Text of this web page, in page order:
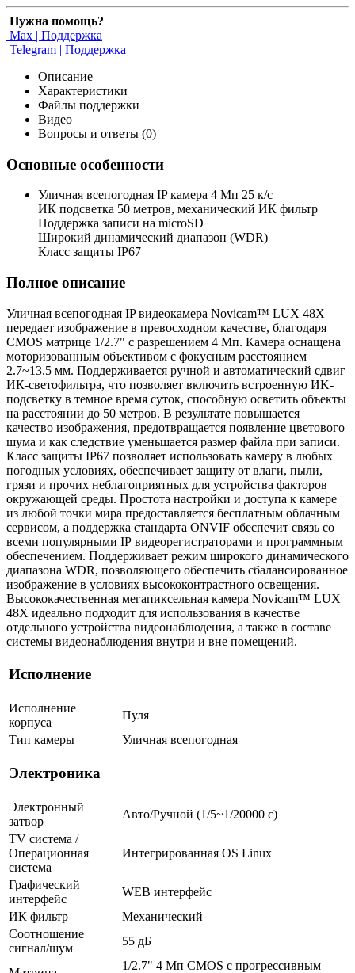
Нужна помощь?
Max | Поддержка
Telegram | Поддержка
Описание
Характеристики
Файлы поддержки
Видео
Вопросы и ответы (0)
Основные особенности
Уличная всепогодная IP камера 4 Мп 25 к/с
ИК подсветка 50 метров, механический ИК фильтр
Поддержка записи на microSD
Широкий динамический диапазон (WDR)
Класс защиты IP67
Полное описание
Уличная всепогодная IP видеокамера Novicam™ LUX 48Х
передает изображение в превосходном качестве, благодаря
CMOS матрице 1/2.7" с разрешением 4 Мп. Камера оснащена
моторизованным объективом с фокусным расстоянием
2.7~13.5 мм. Поддерживается ручной и автоматический сдвиг
ИК-светофильтра, что позволяет включить встроенную ИK-
подсветку в темное время суток, способную осветить объекты
на расстоянии до 50 метров. В результате повышается
качество изображения, предотвращается появление цветового
шума и как следствие уменьшается размер файла при записи.
Класс защиты IР67 позволяет использовать камеру в любых
погодных условиях, обеспечивает защиту от влаги, пыли,
грязи и прочих неблагоприятных для устройства факторов
окружающей среды. Простота настройки и доступа к камере
из любой точки мира предоставляется бесплатным облачным
сервисом, а поддержка стандарта ONVIF обеспечит связь со
всеми популярными IР видеорегистраторами и программным
обеспечением. Поддерживает режим широкого динамического
диапазона WDR, позволяющего обеспечить сбалансированное
изображение в условиях высококонтрастного освещения.
Высококачественная мегапиксельная камера Novicam™ LUX
48Х идеально подходит для использования в качестве
отдельного устройства видеонаблюдения, а также в составе
системы видеонаблюдения внутри и вне помещений.
Исполнение
Исполнение
корпуса
Пуля
Тип камеры
Уличная всепогодная
Электроника
Электронный
затвор
Авто/Ручной (1/5~1/20000 c)
TV система /
Операционная
система
Интегрированная OS Linux
Графический
интерфейс
WEB интерфейс
ИК фильтр
Механический
Соотношение
сигнал/шум
55 дБ
1/2.7" 4 Мп CMOS с прогрессивным